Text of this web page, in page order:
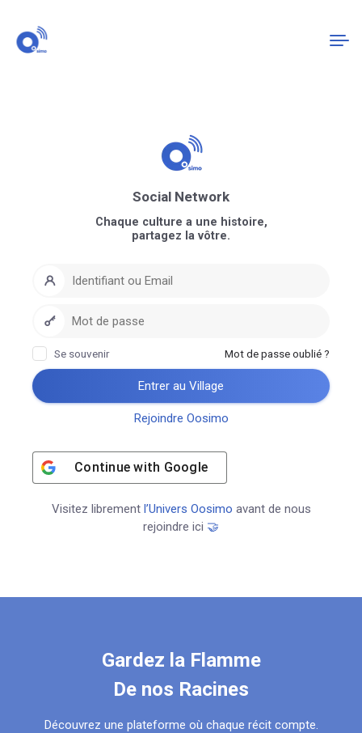
Gardez la Flamme
De nos Racines
Découvrez une plateforme où chaque récit compte.
Social Network
Chaque culture a une histoire,
partagez la vôtre.
Se souvenir Mot de passe oublié ?
Entrer au Village
Rejoindre Oosimo
Continue with Google
Visitez librement l’Univers Oosimo avant de nous
rejoindre ici 🤝